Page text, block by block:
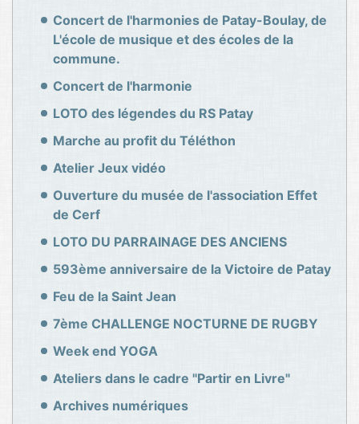
Concert de l'harmonies de Patay-Boulay, de
L'école de musique et des écoles de la
commune.
Concert de l'harmonie
LOTO des légendes du RS Patay
Marche au profit du Téléthon
Atelier Jeux vidéo
Ouverture du musée de l'association Effet
de Cerf
LOTO DU PARRAINAGE DES ANCIENS
593ème anniversaire de la Victoire de Patay
Feu de la Saint Jean
7ème CHALLENGE NOCTURNE DE RUGBY
Week end YOGA
Ateliers dans le cadre "Partir en Livre"
Archives numériques